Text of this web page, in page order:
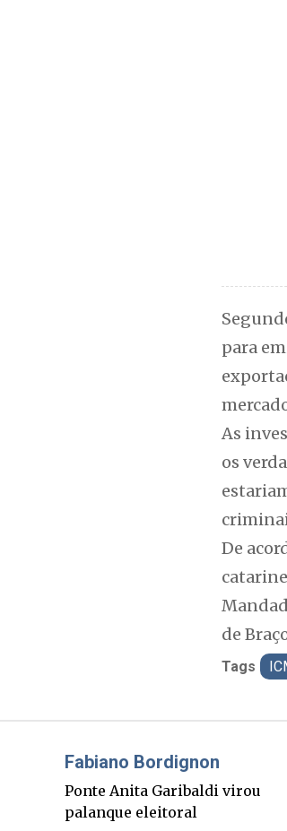
para
As
os
De
de
Tags
Misael Elias
O Boato corre mais rápido
que a verdade. Mas quem